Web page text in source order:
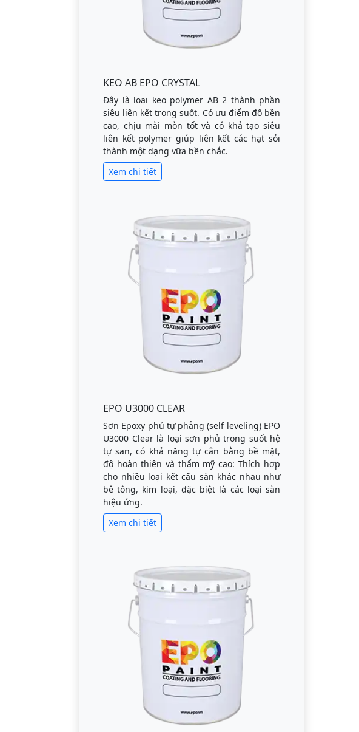
KEO AB EPO CRYSTAL
Đây là loại keo polymer AB 2 thành phần
siêu liên kết trong suốt. Có ưu điểm độ bền
cao, chịu mài mòn tốt và có khả tạo siêu
liên kết polymer giúp liên kết các hạt sỏi
thành một dạng vữa bền chắc.
Xem chi tiết
EPO U3000 CLEAR
Sơn Epoxy phủ tự phẳng (self leveling) EPO
U3000 Clear là loại sơn phủ trong suốt hệ
tự san, có khả năng tự cân bằng bề mặt,
độ hoàn thiện và thẩm mỹ cao: Thích hợp
cho nhiều loại kết cấu sàn khác nhau như
bê tông, kim loại, đặc biệt là các loại sàn
hiệu ứng.
Xem chi tiết